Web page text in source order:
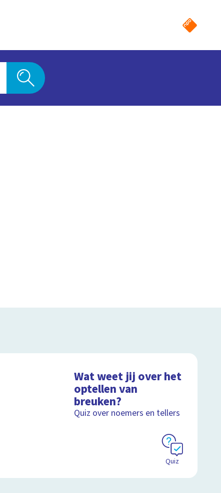
Wat weet jij over het
optellen van
breuken?
Quiz over noemers en tellers
Quiz